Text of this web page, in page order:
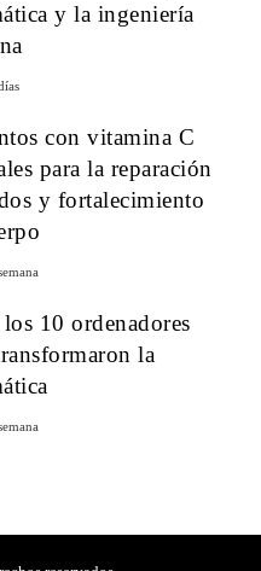
y la ingeniería
con vitamina C
para la reparación
y fortalecimiento
10 ordenadores
la